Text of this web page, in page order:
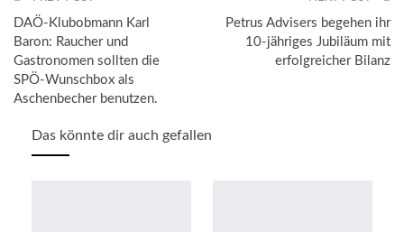
DAÖ-Klubobmann Karl
Baron: Raucher und
Gastronomen sollten die
SPÖ-Wunschbox als
Aschenbecher benutzen.
Petrus Advisers begehen ihr
10-jähriges Jubiläum mit
erfolgreicher Bilanz
Das könnte dir auch gefallen